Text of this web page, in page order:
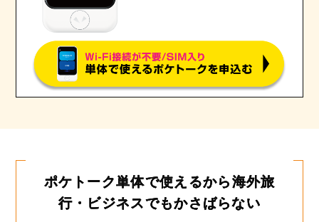
ポケトーク単体で使えるから海外旅
行・ビジネスでもかさばらない